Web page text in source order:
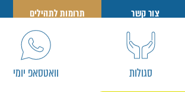
צור קשר תרומות לתהילים
סגולות וואטסאפ יומי